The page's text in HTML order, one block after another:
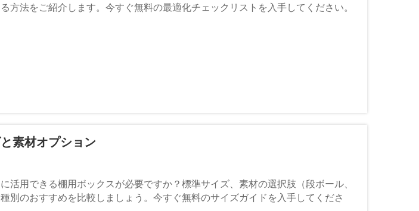
方法をご紹介します。今すぐ無料の最適化チェックリストを入手してください。
素材オプション
活用できる棚用ボックスが必要ですか？標準サイズ、素材の選択肢（段ボール、
別のおすすめを比較しましょう。今すぐ無料のサイズガイドを入手してくださ